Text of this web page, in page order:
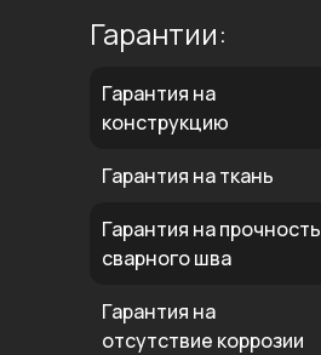
Гарантии:
Гарантия на
конструкцию
Гарантия на ткань
Гарантия на прочность
сварного шва
Гарантия на
отсутствие коррозии